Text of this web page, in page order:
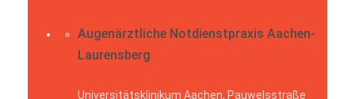
Augenärztliche Notdienstpraxis Aachen-
Laurensberg
Universitätsklinikum Aachen, Pauwelsstraße